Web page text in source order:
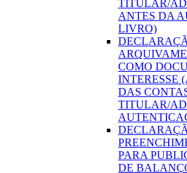
TITULAR/
ANTES DA
LIVRO)
COMO
INTERESSE
DAS
TITULAR/
PARA
DE